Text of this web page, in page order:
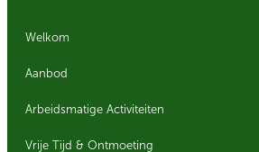
Welkom
Aanbod
Arbeidsmatige Activiteiten
Vrije Tijd & Ontmoeting